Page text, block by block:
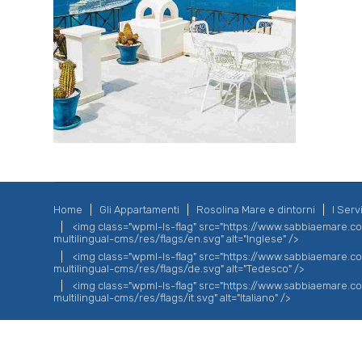
Home Gli Appartamenti Rosolina Mare e dintorni
I
<img class="wpml-ls-flag" src="https://
multilingual-cms/res/flags/en.svg" alt="Inglese" />
<img class="wpml-ls-flag" src="https://
multilingual-cms/res/flags/de.svg" alt="Tedesco" />
<img class="wpml-ls-flag" src="https://
multilingual-cms/res/flags/it.svg" alt="Italiano" />